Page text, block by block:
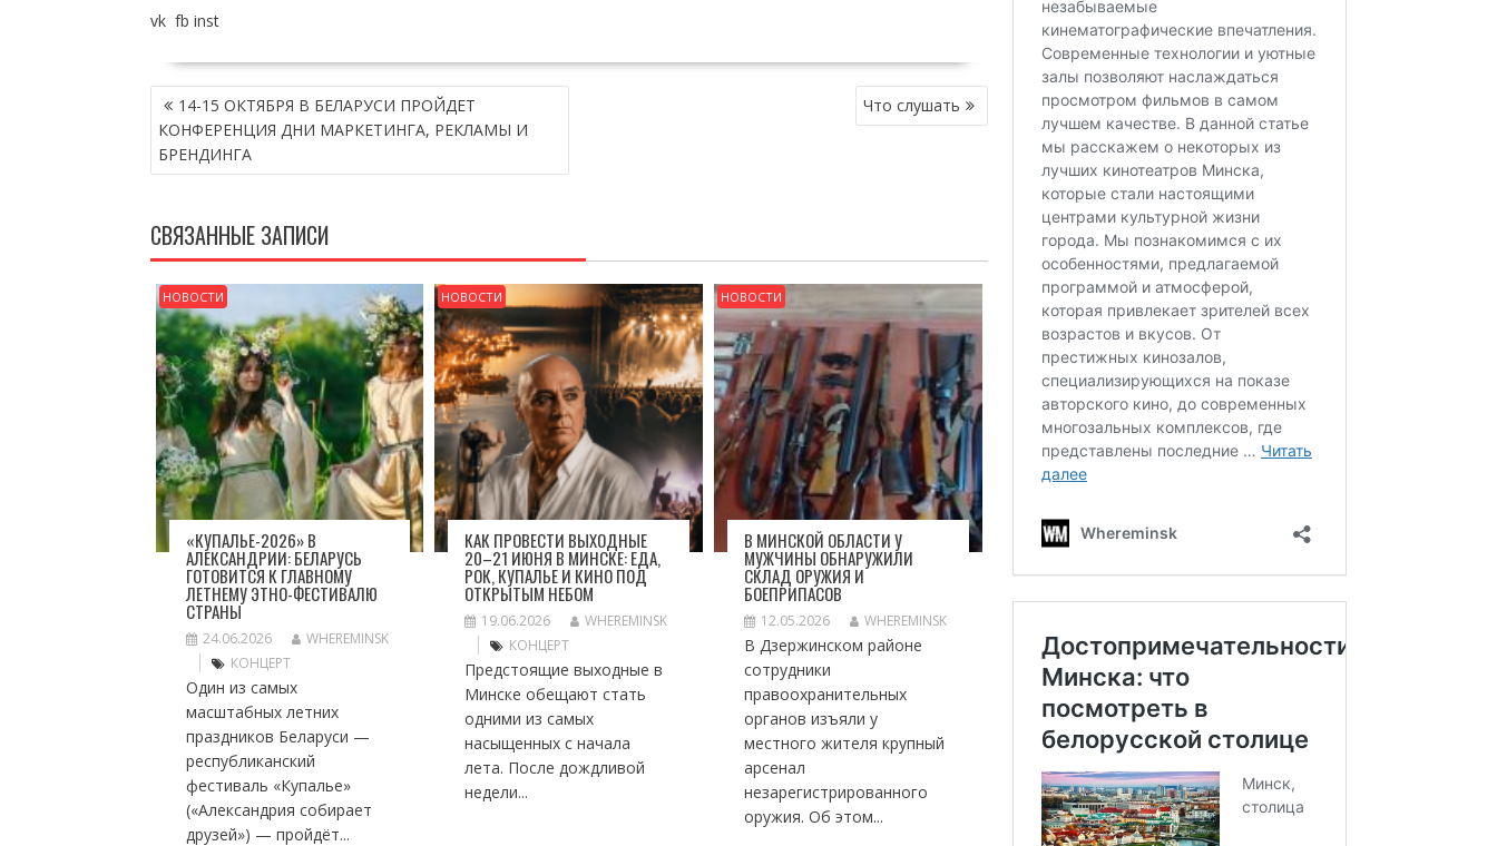
vk fb inst
НАВИГАЦИЯ
ПО
ЗАПИСЯМ
14-15 ОКТЯБРЯ В БЕЛАРУСИ ПРОЙДЕТ
КОНФЕРЕНЦИЯ ДНИ МАРКЕТИНГА, РЕКЛАМЫ И
БРЕНДИНГА
Что слушать
СВЯЗАННЫЕ ЗАПИСИ
НОВОСТИ
«КУПАЛЬЕ-2026» В
АЛЕКСАНДРИИ: БЕЛАРУСЬ
ГОТОВИТСЯ К ГЛАВНОМУ
ЛЕТНЕМУ ЭТНО-ФЕСТИВАЛЮ
СТРАНЫ
24.06.2026
WHEREMINSK
КОНЦЕРТ
Один из самых
масштабных летних
праздников Беларуси —
республиканский
фестиваль «Купалье»
(«Александрия собирает
друзей») — пройдёт...
НОВОСТИ
КАК ПРОВЕСТИ ВЫХОДНЫЕ
20–21 ИЮНЯ В МИНСКЕ: ЕДА,
РОК, КУПАЛЬЕ И КИНО ПОД
ОТКРЫТЫМ НЕБОМ
19.06.2026
WHEREMINSK
КОНЦЕРТ
Предстоящие выходные в
Минске обещают стать
одними из самых
насыщенных с начала
лета. После дождливой
недели...
НОВОСТИ
В МИНСКОЙ ОБЛАСТИ У
МУЖЧИНЫ ОБНАРУЖИЛИ
СКЛАД ОРУЖИЯ И
БОЕПРИПАСОВ
12.05.2026 WHEREMINSK
В Дзержинском районе
сотрудники
правоохранительных
органов изъяли у
местного жителя крупный
арсенал
незарегистрированного
оружия. Об этом...